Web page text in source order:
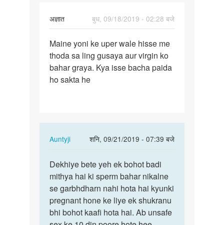
अज्ञात
बुध, 09/18/2019 - 02:28 बजे
Maine
chut
ke
uper
Maine yoni ke uper wale hisse me
thoda sa ling gusaya aur virgin ko
bahar graya. Kya isse bacha paida
ho sakta he
Auntyji
शनि, 09/21/2019 - 07:39 बजे
In
to
Maine
chut
ke
uper
wale…
Dekhiye
bete
yeh
ek
bohot…
Dekhiye bete yeh ek bohot badi
mithya hai ki sperm bahar nikalne
se garbhdharn nahi hota hai kyunki
pregnant hone ke liye ek shukranu
bhi bohot kaafi hota hai. Ab unsafe